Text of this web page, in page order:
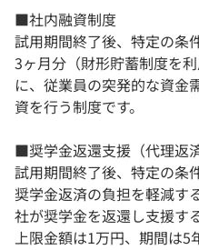
■社内融資制度
試用期間終了後、特定の条
3ヶ月分（財形貯蓄制度を
に、従業員の突発的な資金
資を行う制度です。
■奨学金返還支援（代理返
試用期間終了後、特定の条
奨学金返済の負担を軽減す
社が奨学金を返還し支援す
上限金額は1万円、期間は5